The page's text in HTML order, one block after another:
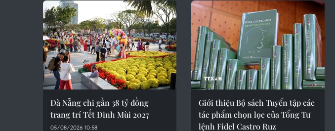
Đà Nẵng chi gần 38 tỷ đồng
trang trí Tết Đinh Mùi 2027
05/08/2026 10:58
Giới thiệu Bộ sách Tuyển tập các
tác phẩm chọn lọc của Tổng Tư
lệnh Fidel Castro Ruz